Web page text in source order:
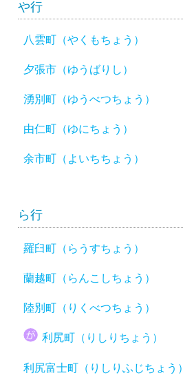
や行
八雲町（やくもちょう）
夕張市（ゆうばりし）
湧別町（ゆうべつちょう）
由仁町（ゆにちょう）
余市町（よいちちょう）
ら行
羅臼町（らうすちょう）
蘭越町（らんこしちょう）
陸別町（りくべつちょう）
利尻町（りしりちょう）
利尻富士町（りしりふじちょう）